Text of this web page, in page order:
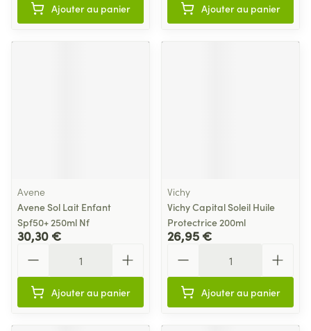
Ajouter au panier Ajouter au panier
Avene
Avene Sol Lait Enfant
Spf50+ 250ml Nf
30,30 €
Ajouter au panier
Vichy
Vichy Capital Soleil Huile
Protectrice 200ml
26,95 €
Ajouter au panier